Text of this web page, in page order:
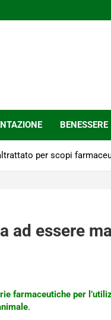
BENESSERE
per scopi
ad essere
farmaceutiche per
.